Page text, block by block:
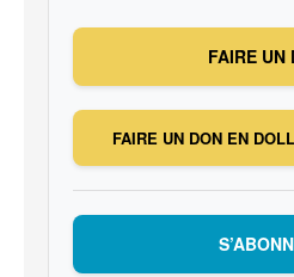
FAIRE UN
FAIRE UN DON EN